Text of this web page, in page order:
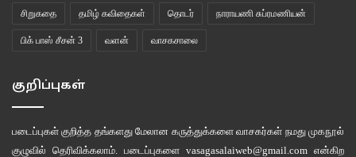
சிறுகதை தமிழ் கவிதைகள் தொடர் நாராயணி சுப்ரமணியன்
பிக் பாஸ் சீசன் 3 வளன் வாசகசாலை
குறிப்புகள்
படைப்புகள் குறித்த தங்களது மேலான கருத்துக்களை வாசகர்கள் நமது முகநூல்
குழுவில் தெரிவிக்கலாம். படைப்புகளை vasagasalaiweb@gmail.com என்கிற